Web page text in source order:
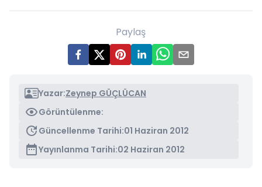
Paylaş
Yazar:Zeynep GÜÇLÜCAN
Görüntülenme:
Güncellenme Tarihi:01 Haziran 2012
Yayınlanma Tarihi:02 Haziran 2012